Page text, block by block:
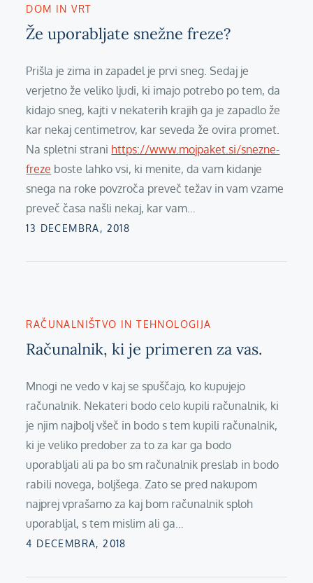
DOM IN VRT
Že uporabljate snežne freze?
Prišla je zima in zapadel je prvi sneg. Sedaj je
verjetno že veliko ljudi, ki imajo potrebo po tem, da
kidajo sneg, kajti v nekaterih krajih ga je zapadlo že
kar nekaj centimetrov, kar seveda že ovira promet.
Na spletni strani https://www.mojpaket.si/snezne-
freze boste lahko vsi, ki menite, da vam kidanje
snega na roke povzroča preveč težav in vam vzame
preveč časa našli nekaj, kar vam…
Posted
13 DECEMBRA, 2018
RAČUNALNIŠTVO IN TEHNOLOGIJA
Računalnik, ki je primeren za vas.
Mnogi ne vedo v kaj se spuščajo, ko kupujejo
računalnik. Nekateri bodo celo kupili računalnik, ki
je njim najbolj všeč in bodo s tem kupili računalnik,
ki je veliko predober za to za kar ga bodo
uporabljali ali pa bo sm računalnik preslab in bodo
rabili novega, boljšega. Zato se pred nakupom
najprej vprašamo za kaj bom računalnik sploh
uporabljal, s tem mislim ali ga…
Posted
4 DECEMBRA, 2018